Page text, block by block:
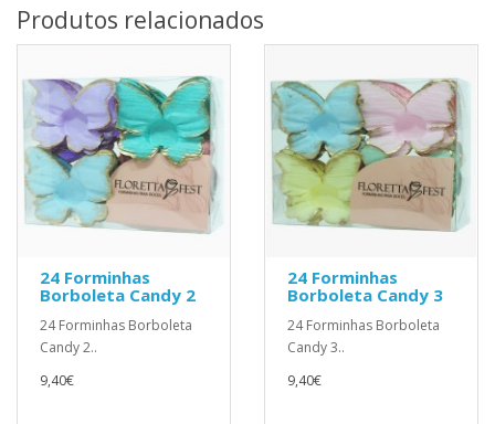
Produtos relacionados
24 Forminhas
Borboleta Candy 2
24 Forminhas Borboleta
Candy 2..
9,40€
24 Forminhas
Borboleta Candy 3
24 Forminhas Borboleta
Candy 3..
9,40€